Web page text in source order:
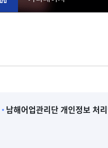
남해어업관리단 개인정보 처